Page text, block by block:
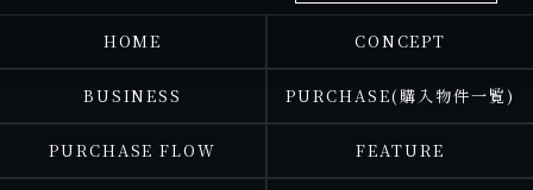
HOME CONCEPT
BUSINESS PURCHASE(購入物件一覧)
PURCHASE FLOW FEATURE